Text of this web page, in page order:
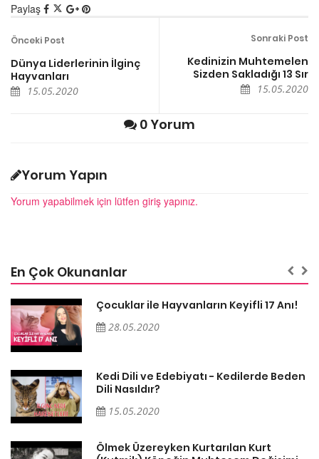
Paylaş
Önceki Post
Dünya Liderlerinin İlginç
Hayvanları
15.05.2020
Sonraki Post
Kedinizin Muhtemelen
Sizden Sakladığı 13 Sır
15.05.2020
0 Yorum
Yorum Yapın
Yorum yapabilmek için lütfen giriş yapınız.
En Çok Okunanlar
Çocuklar ile Hayvanların Keyifli 17 Anı!
28.05.2020
Kedi Dili ve Edebiyatı - Kedilerde Beden
Dili Nasıldır?
15.05.2020
Ölmek Üzereyken Kurtarılan Kurt